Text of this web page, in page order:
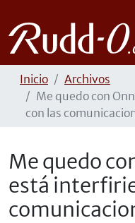
Inicio
Archivos
Me quedo con
con las
Me quedo
está